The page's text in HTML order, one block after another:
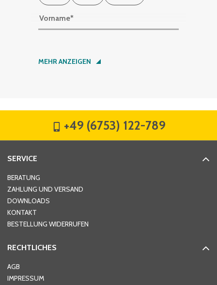
Vorname*
Nachname*
Hausnummer
Ort*
MEHR ANZEIGEN
+49 (6753) 122-789
SERVICE
BERATUNG
ZAHLUNG UND VERSAND
DOWNLOADS
KONTAKT
BESTELLUNG WIDERRUFEN
RECHTLICHES
AGB
IMPRESSUM